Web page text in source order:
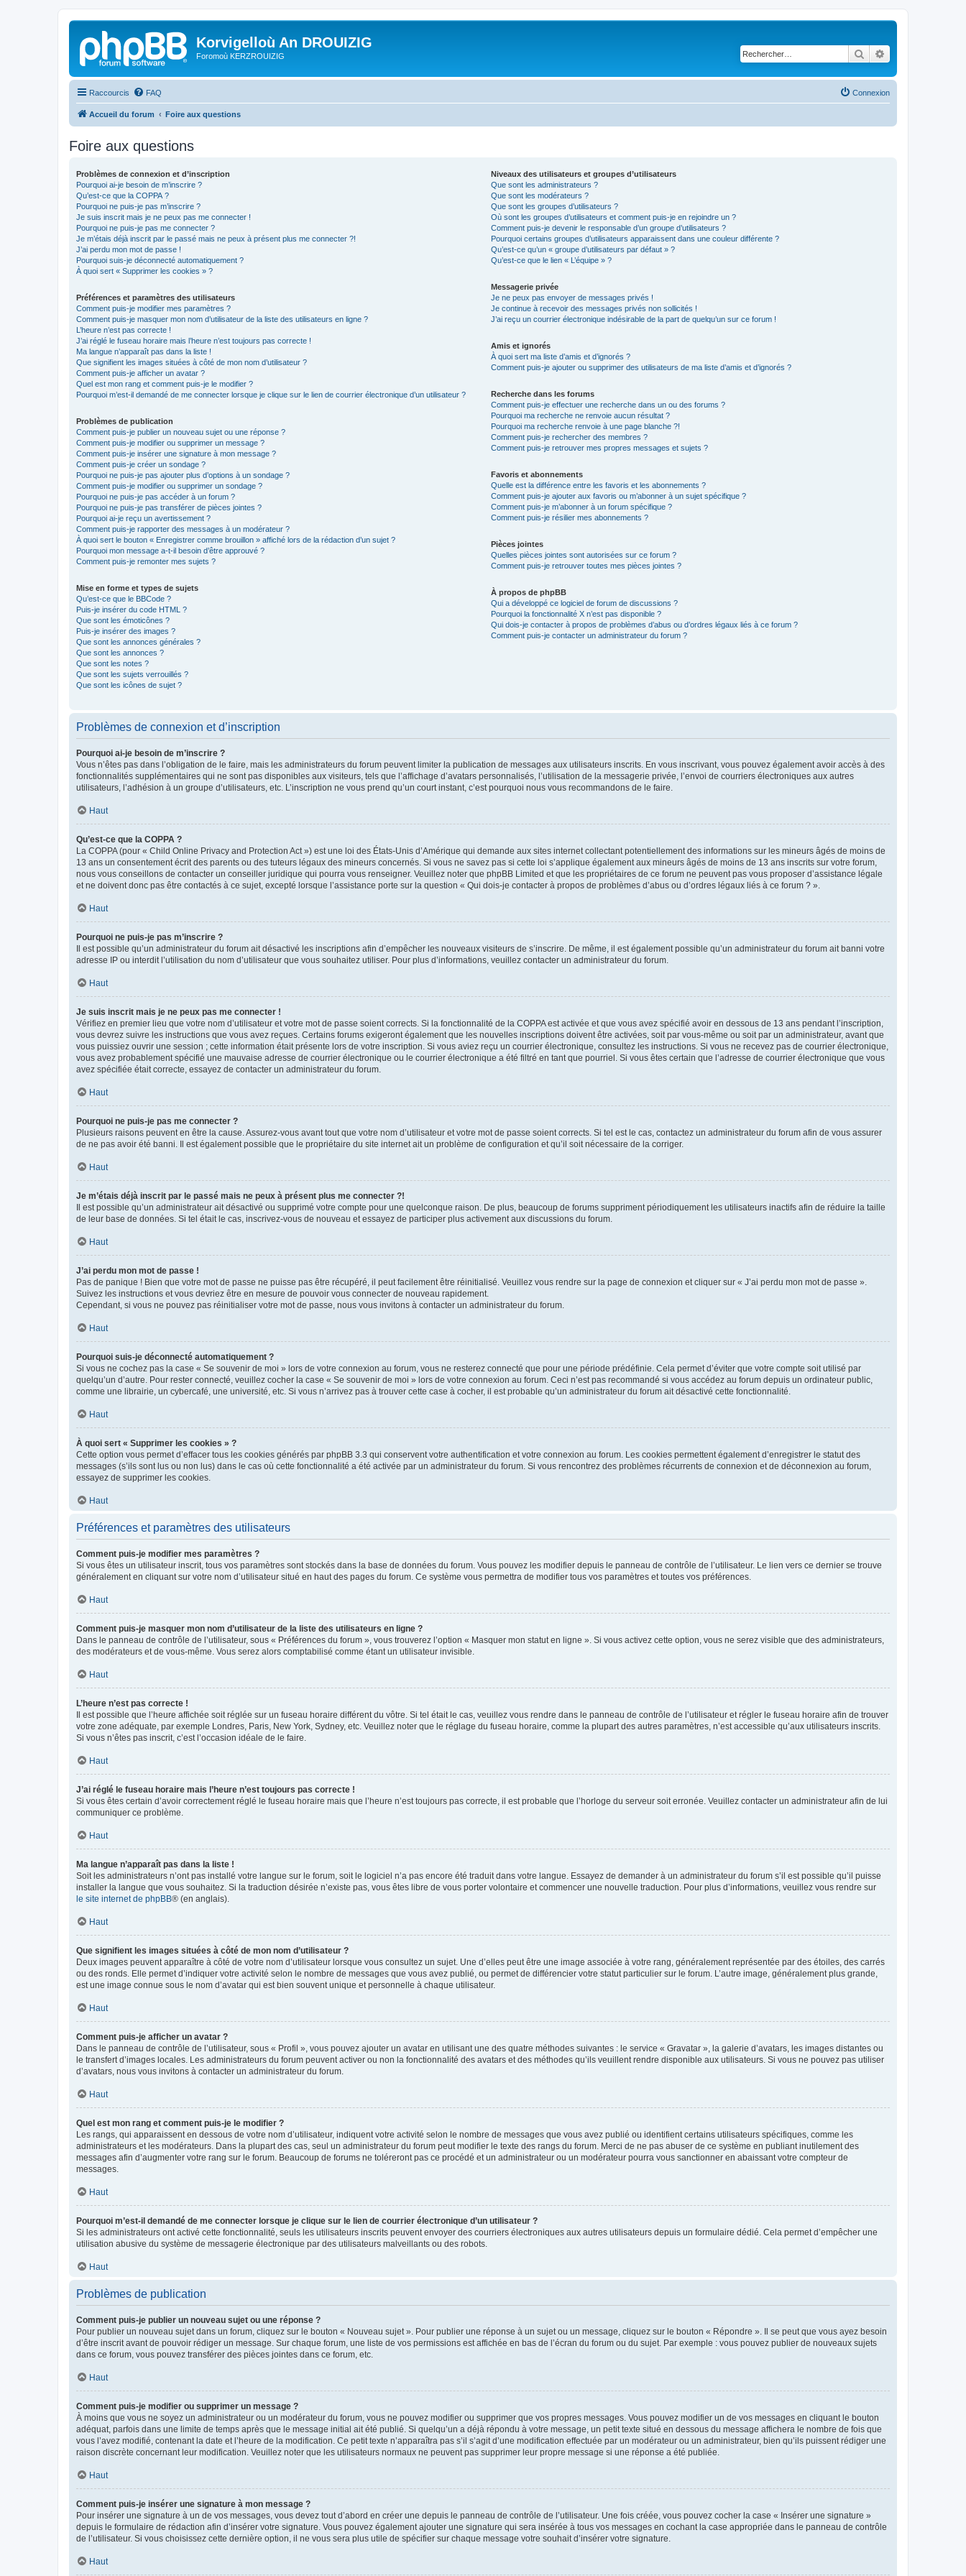
Korvigelloù An DROUIZIG
Foromoù KERZROUIZIG Rechercher
Raccourcis FAQ Connexion
Accueil du forum Foire aux questions
Foire aux questions
Problèmes de connexion et d’inscription
Pourquoi ai-je besoin de m’inscrire ?
Qu’est-ce que la COPPA ?
Pourquoi ne puis-je pas m’inscrire ?
Je suis inscrit mais je ne peux pas me connecter !
Pourquoi ne puis-je pas me connecter ?
Je m’étais déjà inscrit par le passé mais ne peux à présent plus me connecter ?!
J’ai perdu mon mot de passe !
Pourquoi suis-je déconnecté automatiquement ?
À quoi sert « Supprimer les cookies » ?
Préférences et paramètres des utilisateurs
Comment puis-je modifier mes paramètres ?
Comment puis-je masquer mon nom d’utilisateur de la liste des utilisateurs en ligne ?
L’heure n’est pas correcte !
J’ai réglé le fuseau horaire mais l’heure n’est toujours pas correcte !
Ma langue n’apparaît pas dans la liste !
Que signifient les images situées à côté de mon nom d’utilisateur ?
Comment puis-je afficher un avatar ?
Quel est mon rang et comment puis-je le modifier ?
Pourquoi m’est-il demandé de me connecter lorsque je clique sur le lien de courrier électronique d’un utilisateur ?
Problèmes de publication
Comment puis-je publier un nouveau sujet ou une réponse ?
Comment puis-je modifier ou supprimer un message ?
Comment puis-je insérer une signature à mon message ?
Comment puis-je créer un sondage ?
Pourquoi ne puis-je pas ajouter plus d’options à un sondage ?
Comment puis-je modifier ou supprimer un sondage ?
Pourquoi ne puis-je pas accéder à un forum ?
Pourquoi ne puis-je pas transférer de pièces jointes ?
Pourquoi ai-je reçu un avertissement ?
Comment puis-je rapporter des messages à un modérateur ?
À quoi sert le bouton « Enregistrer comme brouillon » affiché lors de la rédaction d’un sujet ?
Pourquoi mon message a-t-il besoin d’être approuvé ?
Comment puis-je remonter mes sujets ?
Mise en forme et types de sujets
Qu’est-ce que le BBCode ?
Puis-je insérer du code HTML ?
Que sont les émoticônes ?
Puis-je insérer des images ?
Que sont les annonces générales ?
Que sont les annonces ?
Que sont les notes ?
Que sont les sujets verrouillés ?
Que sont les icônes de sujet ?
Niveaux des utilisateurs et groupes d’utilisateurs
Que sont les administrateurs ?
Que sont les modérateurs ?
Que sont les groupes d’utilisateurs ?
Où sont les groupes d’utilisateurs et comment puis-je en rejoindre un ?
Comment puis-je devenir le responsable d’un groupe d’utilisateurs ?
Pourquoi certains groupes d’utilisateurs apparaissent dans une couleur différente ?
Qu’est-ce qu’un « groupe d’utilisateurs par défaut » ?
Qu’est-ce que le lien « L’équipe » ?
Messagerie privée
Je ne peux pas envoyer de messages privés !
Je continue à recevoir des messages privés non sollicités !
J’ai reçu un courrier électronique indésirable de la part de quelqu’un sur ce forum !
Amis et ignorés
À quoi sert ma liste d’amis et d’ignorés ?
Comment puis-je ajouter ou supprimer des utilisateurs de ma liste d’amis et d’ignorés ?
Recherche dans les forums
Comment puis-je effectuer une recherche dans un ou des forums ?
Pourquoi ma recherche ne renvoie aucun résultat ?
Pourquoi ma recherche renvoie à une page blanche ?!
Comment puis-je rechercher des membres ?
Comment puis-je retrouver mes propres messages et sujets ?
Favoris et abonnements
Quelle est la différence entre les favoris et les abonnements ?
Comment puis-je ajouter aux favoris ou m’abonner à un sujet spécifique ?
Comment puis-je m’abonner à un forum spécifique ?
Comment puis-je résilier mes abonnements ?
Pièces jointes
Quelles pièces jointes sont autorisées sur ce forum ?
Comment puis-je retrouver toutes mes pièces jointes ?
À propos de phpBB
Qui a développé ce logiciel de forum de discussions ?
Pourquoi la fonctionnalité X n’est pas disponible ?
Qui dois-je contacter à propos de problèmes d’abus ou d’ordres légaux liés à ce forum ?
Comment puis-je contacter un administrateur du forum ?
Problèmes de connexion et d’inscription
Pourquoi ai-je besoin de m’inscrire ?
Vous n’êtes pas dans l’obligation de le faire, mais les administrateurs du forum peuvent limiter la publication de messages aux utilisateurs inscrits. En vous inscrivant, vous pouvez également avoir accès à des
fonctionnalités supplémentaires qui ne sont pas disponibles aux visiteurs, tels que l’affichage d’avatars personnalisés, l’utilisation de la messagerie privée, l’envoi de courriers électroniques aux autres
utilisateurs, l’adhésion à un groupe d’utilisateurs, etc. L’inscription ne vous prend qu’un court instant, c’est pourquoi nous vous recommandons de le faire.
Haut
Qu’est-ce que la COPPA ?
La COPPA (pour « Child Online Privacy and Protection Act ») est une loi des États-Unis d’Amérique qui demande aux sites internet collectant potentiellement des informations sur les mineurs âgés de moins de
13 ans un consentement écrit des parents ou des tuteurs légaux des mineurs concernés. Si vous ne savez pas si cette loi s’applique également aux mineurs âgés de moins de 13 ans inscrits sur votre forum,
nous vous conseillons de contacter un conseiller juridique qui pourra vous renseigner. Veuillez noter que phpBB Limited et que les propriétaires de ce forum ne peuvent pas vous proposer d’assistance légale
et ne doivent donc pas être contactés à ce sujet, excepté lorsque l’assistance porte sur la question « Qui dois-je contacter à propos de problèmes d’abus ou d’ordres légaux liés à ce forum ? ».
Haut
Pourquoi ne puis-je pas m’inscrire ?
Il est possible qu’un administrateur du forum ait désactivé les inscriptions afin d’empêcher les nouveaux visiteurs de s’inscrire. De même, il est également possible qu’un administrateur du forum ait banni votre
adresse IP ou interdit l’utilisation du nom d’utilisateur que vous souhaitez utiliser. Pour plus d’informations, veuillez contacter un administrateur du forum.
Haut
Je suis inscrit mais je ne peux pas me connecter !
Vérifiez en premier lieu que votre nom d’utilisateur et votre mot de passe soient corrects. Si la fonctionnalité de la COPPA est activée et que vous avez spécifié avoir en dessous de 13 ans pendant l’inscription,
vous devrez suivre les instructions que vous avez reçues. Certains forums exigeront également que les nouvelles inscriptions doivent être activées, soit par vous-même ou soit par un administrateur, avant que
vous puissiez ouvrir une session ; cette information était présente lors de votre inscription. Si vous aviez reçu un courrier électronique, consultez les instructions. Si vous ne recevez pas de courrier électronique,
vous avez probablement spécifié une mauvaise adresse de courrier électronique ou le courrier électronique a été filtré en tant que pourriel. Si vous êtes certain que l’adresse de courrier électronique que vous
avez spécifiée était correcte, essayez de contacter un administrateur du forum.
Haut
Pourquoi ne puis-je pas me connecter ?
Plusieurs raisons peuvent en être la cause. Assurez-vous avant tout que votre nom d’utilisateur et votre mot de passe soient corrects. Si tel est le cas, contactez un administrateur du forum afin de vous assurer
de ne pas avoir été banni. Il est également possible que le propriétaire du site internet ait un problème de configuration et qu’il soit nécessaire de la corriger.
Haut
Je m’étais déjà inscrit par le passé mais ne peux à présent plus me connecter ?!
Il est possible qu’un administrateur ait désactivé ou supprimé votre compte pour une quelconque raison. De plus, beaucoup de forums suppriment périodiquement les utilisateurs inactifs afin de réduire la taille
de leur base de données. Si tel était le cas, inscrivez-vous de nouveau et essayez de participer plus activement aux discussions du forum.
Haut
J’ai perdu mon mot de passe !
Pas de panique ! Bien que votre mot de passe ne puisse pas être récupéré, il peut facilement être réinitialisé. Veuillez vous rendre sur la page de connexion et cliquer sur « J’ai perdu mon mot de passe ».
Suivez les instructions et vous devriez être en mesure de pouvoir vous connecter de nouveau rapidement.
Cependant, si vous ne pouvez pas réinitialiser votre mot de passe, nous vous invitons à contacter un administrateur du forum.
Haut
Pourquoi suis-je déconnecté automatiquement ?
Si vous ne cochez pas la case « Se souvenir de moi » lors de votre connexion au forum, vous ne resterez connecté que pour une période prédéfinie. Cela permet d’éviter que votre compte soit utilisé par
quelqu’un d’autre. Pour rester connecté, veuillez cocher la case « Se souvenir de moi » lors de votre connexion au forum. Ceci n’est pas recommandé si vous accédez au forum depuis un ordinateur public,
comme une librairie, un cybercafé, une université, etc. Si vous n’arrivez pas à trouver cette case à cocher, il est probable qu’un administrateur du forum ait désactivé cette fonctionnalité.
Haut
À quoi sert « Supprimer les cookies » ?
Cette option vous permet d’effacer tous les cookies générés par phpBB 3.3 qui conservent votre authentification et votre connexion au forum. Les cookies permettent également d’enregistrer le statut des
messages (s’ils sont lus ou non lus) dans le cas où cette fonctionnalité a été activée par un administrateur du forum. Si vous rencontrez des problèmes récurrents de connexion et de déconnexion au forum,
essayez de supprimer les cookies.
Haut
Préférences et paramètres des utilisateurs
Comment puis-je modifier mes paramètres ?
Si vous êtes un utilisateur inscrit, tous vos paramètres sont stockés dans la base de données du forum. Vous pouvez les modifier depuis le panneau de contrôle de l’utilisateur. Le lien vers ce dernier se trouve
généralement en cliquant sur votre nom d’utilisateur situé en haut des pages du forum. Ce système vous permettra de modifier tous vos paramètres et toutes vos préférences.
Haut
Comment puis-je masquer mon nom d’utilisateur de la liste des utilisateurs en ligne ?
Dans le panneau de contrôle de l’utilisateur, sous « Préférences du forum », vous trouverez l’option « Masquer mon statut en ligne ». Si vous activez cette option, vous ne serez visible que des administrateurs,
des modérateurs et de vous-même. Vous serez alors comptabilisé comme étant un utilisateur invisible.
Haut
L’heure n’est pas correcte !
Il est possible que l’heure affichée soit réglée sur un fuseau horaire différent du vôtre. Si tel était le cas, veuillez vous rendre dans le panneau de contrôle de l’utilisateur et régler le fuseau horaire afin de trouver
votre zone adéquate, par exemple Londres, Paris, New York, Sydney, etc. Veuillez noter que le réglage du fuseau horaire, comme la plupart des autres paramètres, n’est accessible qu’aux utilisateurs inscrits.
Si vous n’êtes pas inscrit, c’est l’occasion idéale de le faire.
Haut
J’ai réglé le fuseau horaire mais l’heure n’est toujours pas correcte !
Si vous êtes certain d’avoir correctement réglé le fuseau horaire mais que l’heure n’est toujours pas correcte, il est probable que l’horloge du serveur soit erronée. Veuillez contacter un administrateur afin de lui
communiquer ce problème.
Haut
Ma langue n’apparaît pas dans la liste !
Soit les administrateurs n’ont pas installé votre langue sur le forum, soit le logiciel n’a pas encore été traduit dans votre langue. Essayez de demander à un administrateur du forum s’il est possible qu’il puisse
installer la langue que vous souhaitez. Si la traduction désirée n’existe pas, vous êtes libre de vous porter volontaire et commencer une nouvelle traduction. Pour plus d’informations, veuillez vous rendre sur
le site internet de phpBB® (en anglais).
Haut
Que signifient les images situées à côté de mon nom d’utilisateur ?
Deux images peuvent apparaître à côté de votre nom d’utilisateur lorsque vous consultez un sujet. Une d’elles peut être une image associée à votre rang, généralement représentée par des étoiles, des carrés
ou des ronds. Elle permet d’indiquer votre activité selon le nombre de messages que vous avez publié, ou permet de différencier votre statut particulier sur le forum. L’autre image, généralement plus grande,
est une image connue sous le nom d’avatar qui est bien souvent unique et personnelle à chaque utilisateur.
Haut
Comment puis-je afficher un avatar ?
Dans le panneau de contrôle de l’utilisateur, sous « Profil », vous pouvez ajouter un avatar en utilisant une des quatre méthodes suivantes : le service « Gravatar », la galerie d’avatars, les images distantes ou
le transfert d’images locales. Les administrateurs du forum peuvent activer ou non la fonctionnalité des avatars et des méthodes qu’ils veuillent rendre disponible aux utilisateurs. Si vous ne pouvez pas utiliser
d’avatars, nous vous invitons à contacter un administrateur du forum.
Haut
Quel est mon rang et comment puis-je le modifier ?
Les rangs, qui apparaissent en dessous de votre nom d’utilisateur, indiquent votre activité selon le nombre de messages que vous avez publié ou identifient certains utilisateurs spécifiques, comme les
administrateurs et les modérateurs. Dans la plupart des cas, seul un administrateur du forum peut modifier le texte des rangs du forum. Merci de ne pas abuser de ce système en publiant inutilement des
messages afin d’augmenter votre rang sur le forum. Beaucoup de forums ne toléreront pas ce procédé et un administrateur ou un modérateur pourra vous sanctionner en abaissant votre compteur de
messages.
Haut
Pourquoi m’est-il demandé de me connecter lorsque je clique sur le lien de courrier électronique d’un utilisateur ?
Si les administrateurs ont activé cette fonctionnalité, seuls les utilisateurs inscrits peuvent envoyer des courriers électroniques aux autres utilisateurs depuis un formulaire dédié. Cela permet d’empêcher une
utilisation abusive du système de messagerie électronique par des utilisateurs malveillants ou des robots.
Haut
Problèmes de publication
Comment puis-je publier un nouveau sujet ou une réponse ?
Pour publier un nouveau sujet dans un forum, cliquez sur le bouton « Nouveau sujet ». Pour publier une réponse à un sujet ou un message, cliquez sur le bouton « Répondre ». Il se peut que vous ayez besoin
d’être inscrit avant de pouvoir rédiger un message. Sur chaque forum, une liste de vos permissions est affichée en bas de l’écran du forum ou du sujet. Par exemple : vous pouvez publier de nouveaux sujets
dans ce forum, vous pouvez transférer des pièces jointes dans ce forum, etc.
Haut
Comment puis-je modifier ou supprimer un message ?
À moins que vous ne soyez un administrateur ou un modérateur du forum, vous ne pouvez modifier ou supprimer que vos propres messages. Vous pouvez modifier un de vos messages en cliquant le bouton
adéquat, parfois dans une limite de temps après que le message initial ait été publié. Si quelqu’un a déjà répondu à votre message, un petit texte situé en dessous du message affichera le nombre de fois que
vous l’avez modifié, contenant la date et l’heure de la modification. Ce petit texte n’apparaîtra pas s’il s’agit d’une modification effectuée par un modérateur ou un administrateur, bien qu’ils puissent rédiger une
raison discrète concernant leur modification. Veuillez noter que les utilisateurs normaux ne peuvent pas supprimer leur propre message si une réponse a été publiée.
Haut
Comment puis-je insérer une signature à mon message ?
Pour insérer une signature à un de vos messages, vous devez tout d’abord en créer une depuis le panneau de contrôle de l’utilisateur. Une fois créée, vous pouvez cocher la case « Insérer une signature »
depuis le formulaire de rédaction afin d’insérer votre signature. Vous pouvez également ajouter une signature qui sera insérée à tous vos messages en cochant la case appropriée dans le panneau de contrôle
de l’utilisateur. Si vous choisissez cette dernière option, il ne vous sera plus utile de spécifier sur chaque message votre souhait d’insérer votre signature.
Haut